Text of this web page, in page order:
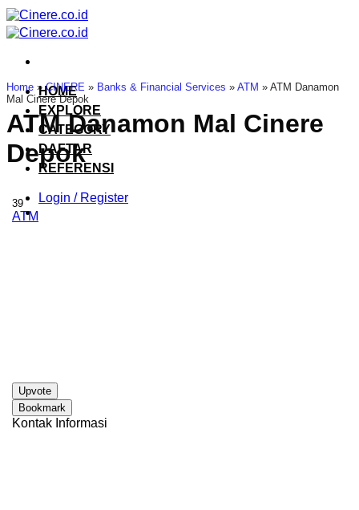
Skip
to
content
HOME
EXPLORE
CATEGORY
DAFTAR
REFERENSI
Login / Register
Home »CINERE » Banks & Financial Services » ATM » ATM Danamon
Mal Cinere Depok
ATM Danamon Mal Cinere
Depok
39
ATM
Upvote
Bookmark
Kontak Informasi